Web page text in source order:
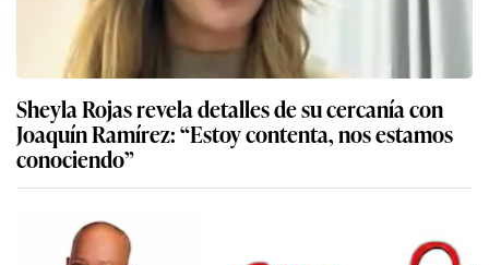
Sheyla Rojas revela detalles de su cercanía con
Joaquín Ramírez: “Estoy contenta, nos estamos
conociendo”